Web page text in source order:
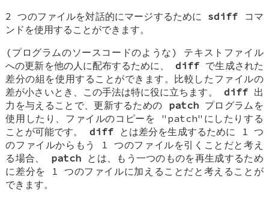
2 つのファイルを対話的にマージするために sdiff コマ
ンドを使用することができます。
(プログラムのソースコードのような) テキストファイル
への更新を他の人に配布するために、diff で生成された
差分の組を使用することができます。比較したファイルの
差が小さいとき、この手法は特に役に立ちます。 diff出
力を与えることで、更新するための patchプログラムを
使用したり、ファイルのコピーを "patch"にしたりする
ことが可能です。 diffとは差分を生成するために 1 つ
のファイルからもう 1 つのファイルを引くことだと考え
る場合、 patchとは、もう一つのものを再生成するため
に差分を 1 つのファイルに加えることだと考えることが
できます。